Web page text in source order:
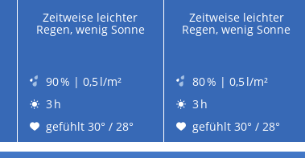
Zeitweise leichter
Regen, wenig Sonne
90 % | 0,5 l/m²
3 h
gefühlt 30° / 28°
Zeitweise leichter
Regen, wenig Sonne
80 % | 0,5 l/m²
3 h
gefühlt 30° / 28°